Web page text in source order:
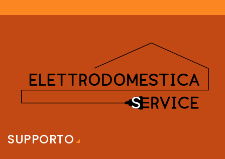
SUPPORTO